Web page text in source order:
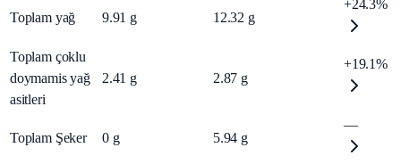
Toplam yağ 9.91 g 12.32 g
+24.3%
Toplam çoklu
doymamis yağ
asitleri
2.41 g 2.87 g
+19.1%
Toplam Şeker 0 g 5.94 g
—